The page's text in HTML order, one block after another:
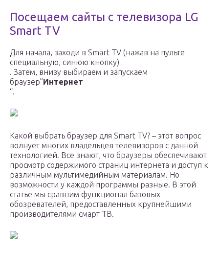
Посещаем сайты с телевизора LG
Smart TV
Для начала, заходи в Smart TV (нажав на пульте
специальную, синюю кнопку)
. Затем, внизу выбираем и запускаем
браузер”Интернет
“.
Какой выбрать браузер для Smart TV? – этот вопрос
волнует многих владельцев телевизоров с данной
технологией. Все знают, что браузеры обеспечивают
просмотр содержимого страниц интернета и доступ к
различным мультимедийным материалам. Но
возможности у каждой программы разные. В этой
статье мы сравним функционал базовых
обозревателей, предоставленных крупнейшими
производителями смарт ТВ.